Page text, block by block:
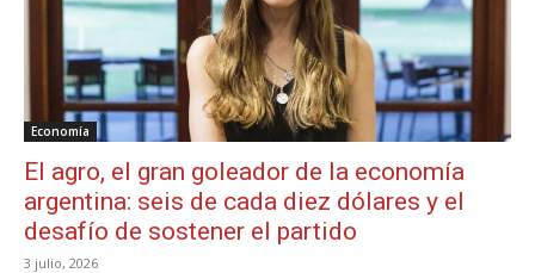
Economía
El agro, el gran goleador de la economía
argentina: seis de cada diez dólares y el
desafío de sostener el partido
3 julio, 2026